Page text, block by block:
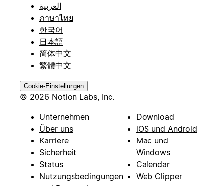
العربية
ภาษาไทย
한국어
日本語
简体中文
繁體中文
Cookie-Einstellungen
© 2026 Notion Labs, Inc.
Unternehmen
Über uns
Karriere
Sicherheit
Status
Nutzungsbedingungen
Download
iOS und Android
Mac und
Windows
Calendar
Web Clipper